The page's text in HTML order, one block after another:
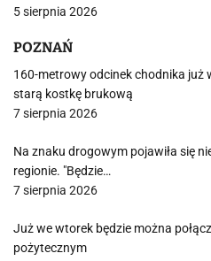
5 sierpnia 2026
POZNAŃ
160-metrowy odcinek chodnika już
starą kostkę brukową
7 sierpnia 2026
Na znaku drogowym pojawiła się
regionie. "Będzie…
7 sierpnia 2026
Już we wtorek będzie można
pożytecznym